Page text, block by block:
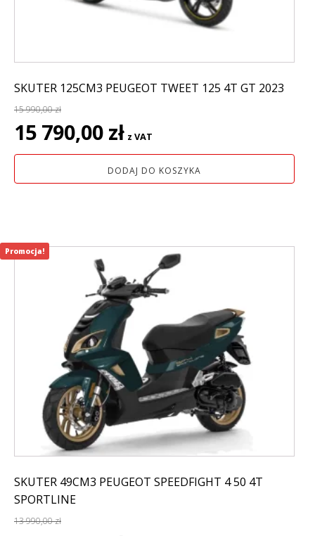
SKUTER 125CM3 PEUGEOT TWEET 125 4T GT 2023
15 990,00zł
Pierwotna
cena
wynosiła:
15 790,00 zł cena
wynosi:
15
z VAT
DODAJ DO KOSZYKA
SKUTER 49CM3 PEUGEOT SPEEDFIGHT 4 50 4T
SPORTLINE
13 990,00zł
Promocja!